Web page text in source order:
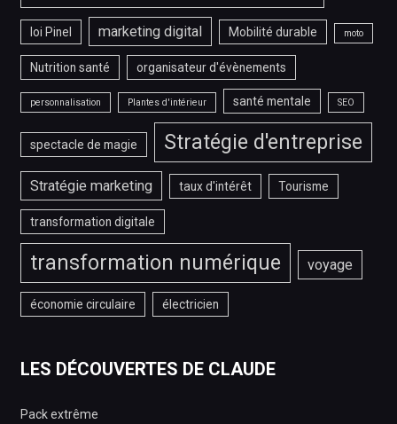
loi Pinel marketing digital Mobilité durable moto
Nutrition santé organisateur d'évènements
personnalisation Plantes d'intérieur santé mentale SEO
spectacle de magie Stratégie d'entreprise
Stratégie marketing taux d'intérêt Tourisme
transformation digitale
transformation numérique voyage
économie circulaire électricien
LES DÉCOUVERTES DE CLAUDE
Pack extrême